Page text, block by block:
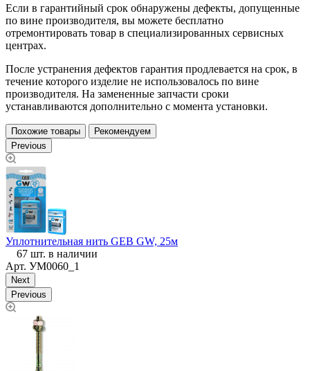
Если в гарантийный срок обнаружены дефекты, допущенные
по вине производителя, вы можете бесплатно
отремонтировать товар в специализированных сервисных
центрах.
После устранения дефектов гарантия продлевается на срок, в
течение которого изделие не использовалось по вине
производителя. На замененные запчасти сроки
устанавливаются дополнительно с момента установки.
Похожие товары
Рекомендуем
Previous
Уплотнительная нить GEB GW, 25м
67 шт. в наличии
Арт. УМ0060_1
Next
Previous